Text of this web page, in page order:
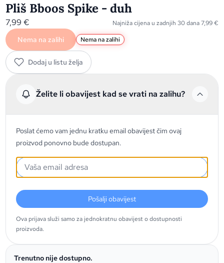
Pliš Bboos Spike - duh
7,99€ Najniža cijena u zadnjih 30 dana7,99€
Nema na zalihi Nema na zalihi
Dodaj u listu želja
Želite li obavijest kad se vrati na zalihu?
Poslat ćemo vam jednu kratku email obavijest čim ovaj
proizvod ponovno bude dostupan.
Pošalji obavijest
Ova prijava služi samo za jednokratnu obavijest o dostupnosti
proizvoda.
Trenutno nije dostupno.